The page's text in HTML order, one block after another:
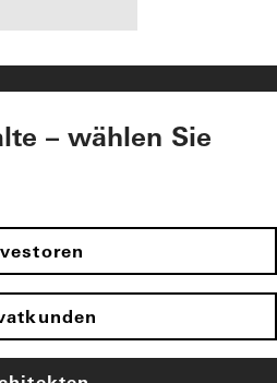
– wählen Sie